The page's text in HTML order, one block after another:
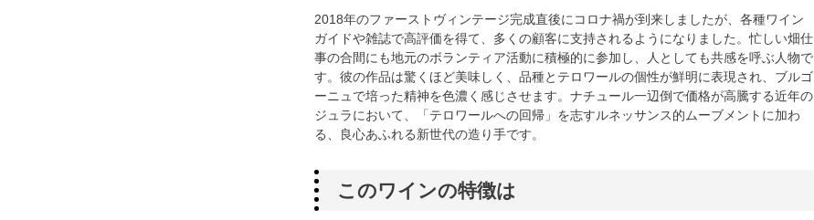
2018年のファーストヴィンテージ完成直後にコロナ禍が到来しましたが、各種ワイン
ガイドや雑誌で高評価を得て、多くの顧客に支持されるようになりました。忙しい畑仕
事の合間にも地元のボランティア活動に積極的に参加し、人としても共感を呼ぶ人物で
す。彼の作品は驚くほど美味しく、品種とテロワールの個性が鮮明に表現され、ブルゴ
ーニュで培った精神を色濃く感じさせます。ナチュール一辺倒で価格が高騰する近年の
ジュラにおいて、「テロワールへの回帰」を志すルネッサンス的ムーブメントに加わ
る、良心あふれる新世代の造り手です。
このワインの特徴は